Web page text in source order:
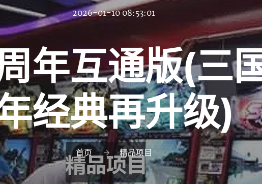
2026-01-10 08:53:01
年互通版(三
经典再升级)
首页 精品项目